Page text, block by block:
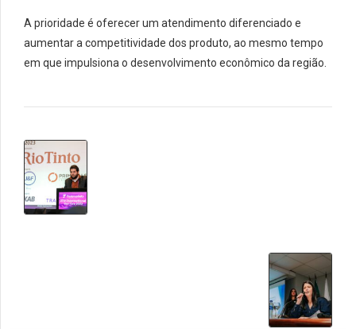
A prioridade é oferecer um atendimento diferenciado e
aumentar a competitividade dos produto, ao mesmo tempo
em que impulsiona o desenvolvimento econômico da região.